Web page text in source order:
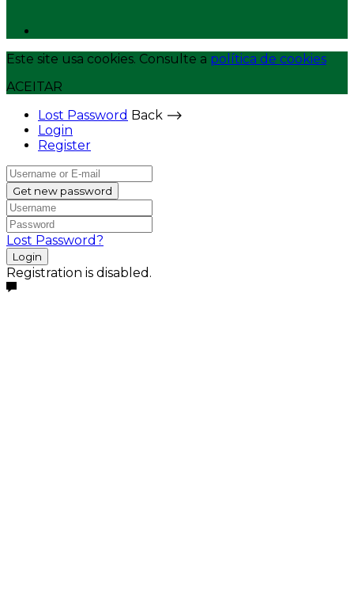
Este site usa cookies. Consulte a política de cookies
ACEITAR
Lost Password Back ⟶
Login
Register
Get new password
Lost Password?
Login
Registration is disabled.